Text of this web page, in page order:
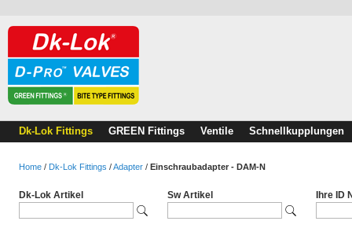
Dk-Lok Fittings GREEN Fittings Ventile Schnellkupplungen
Home / Dk-Lok Fittings /Adapter / Einschraubadapter - DAM-N
Dk-Lok Artikel Sw Artikel Ihre ID